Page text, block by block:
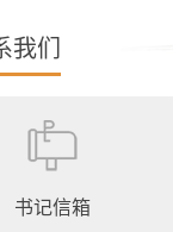
我们
书记信箱